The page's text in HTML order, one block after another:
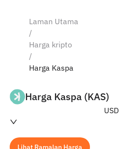
Laman Utama
/
Harga kripto
/
Harga Kaspa
Harga Kaspa (KAS)
USD
Lihat Ramalan Harga